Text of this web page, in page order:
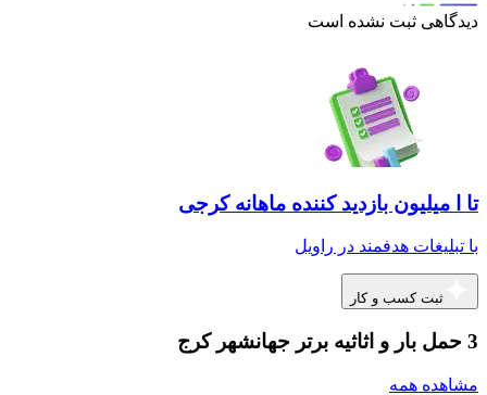
دیدگاهی ثبت نشده است
تا ا میلیون بازدید کننده ماهانه کرجی
با تبلیغات هدفمند در راویل
ثبت کسب و کار
3 حمل بار و اثاثیه برتر جهانشهر کرج
مشاهده همه